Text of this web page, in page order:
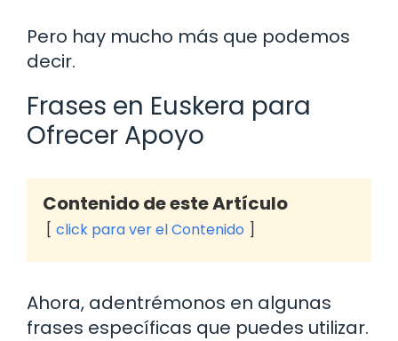
Pero hay mucho más que podemos
decir.
Frases en Euskera para
Ofrecer Apoyo
Contenido de este Artículo
click para ver el Contenido
Ahora, adentrémonos en algunas
frases específicas que puedes utilizar.